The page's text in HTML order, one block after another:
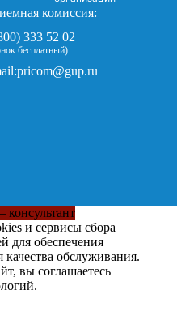
комиссия:
333 52 02
бесплатный)
pricom@gup.ru
консультант
и сервисы сбора
для обеспечения
обслуживания.
вы соглашаетесь